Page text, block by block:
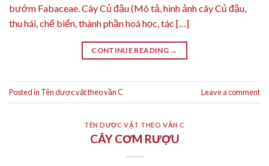
bướm Fabaceae. Cây Củ đậu (Mô tả, hình ảnh cây Củ đậu,
thu hái, chế biến, thành phần hoá học, tác […]
CONTINUE READING →
Posted in Tên dược vật theo vần C Leave a comment
TÊN DƯỢC VẬT THEO VẦN C
CÂY CƠM RƯỢU